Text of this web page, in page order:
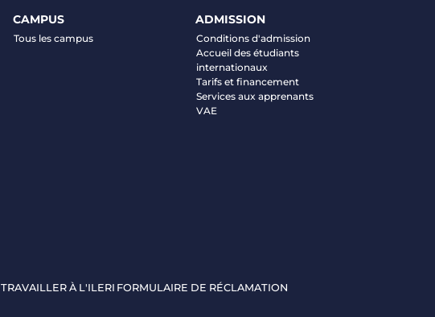
CAMPUS
Tous les campus
ADMISSION
Conditions d'admission
Accueil des étudiants
internationaux
Tarifs et financement
Services aux apprenants
VAE
TRAVAILLER À L'ILERI FORMULAIRE DE RÉCLAMATION